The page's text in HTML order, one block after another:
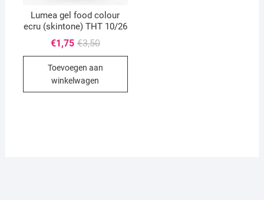
Lumea gel food colour
ecru (skintone) THT 10/26
€3,50Oorspronkelijke
€3,50.
€1,75
Huidige
€1,75.
Toevoegen aan
winkelwagen